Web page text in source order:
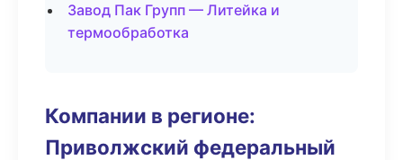
Завод Пак Групп — Литейка и
термообработка
Компании в регионе:
Приволжский федеральный